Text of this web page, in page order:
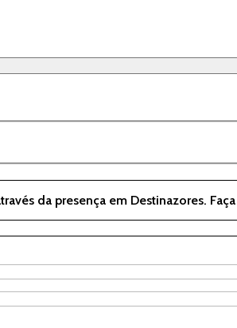
da presença em Destinazores.